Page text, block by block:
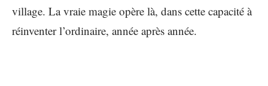
village. La vraie magie opère là, dans cette capacité à
réinventer l’ordinaire, année après année.